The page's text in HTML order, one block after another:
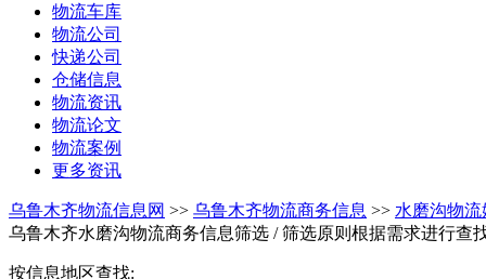
物流车库
物流公司
快递公司
仓储信息
物流资讯
物流论文
物流案例
更多资讯
乌鲁木齐物流信息网 >> 乌鲁木齐物流商务信息 >> 水磨沟物
乌鲁木齐水磨沟物流商务信息筛选 / 筛选原则根据需求进行查
按信息地区查找: